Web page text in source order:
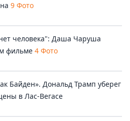
9 Фото
человека": Даша Чаруша
фильме 4 Фото
Байден». Дональд Трамп уберег
в Лас-Вегасе